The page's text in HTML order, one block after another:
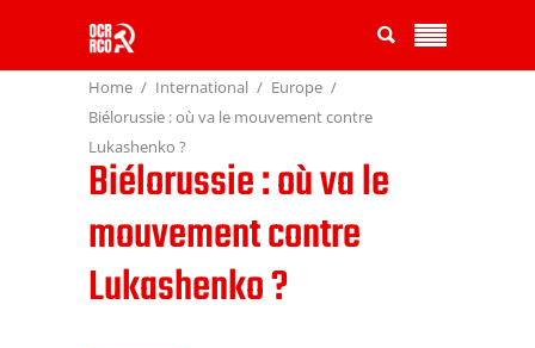
Home International
Europe
Biélorussie : où va le mouvement contre
Lukashenko ?
Biélorussie : où va le
mouvement contre
Lukashenko ?